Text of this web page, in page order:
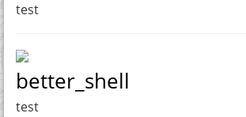
test
better_shell
test